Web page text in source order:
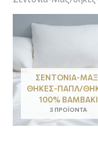
ΣΕΝΤΌΝΙΑ-
ΘΉΚΕΣ-ΠΑΠΛ/
100% ΒΑΜΒΆΚΙ
3 ΠΡΟΪΌΝΤΑ